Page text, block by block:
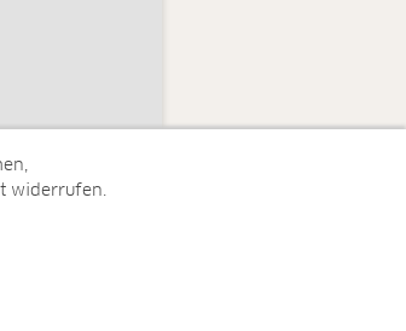
widerrufen.